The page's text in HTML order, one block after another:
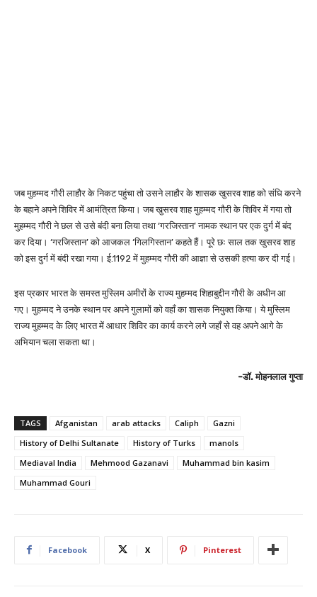
जब मुहम्मद गौरी लाहौर के निकट पहुंचा तो उसने लाहौर के शासक खुसरव शाह को संधि करने
के बहाने अपने शिविर में आमंत्रित किया। जब खुसरव शाह मुहम्मद गौरी के शिविर में गया तो
मुहम्मद गौरी ने छल से उसे बंदी बना लिया तथा ‘गरजिस्तान’ नामक स्थान पर एक दुर्ग में बंद
कर दिया। ‘गरजिस्तान’ को आजकल ‘गिलगिस्तान’ कहते हैं। पूरे छः साल तक खुसरव शाह
को इस दुर्ग में बंदी रखा गया। ई.1192 में मुहम्मद गौरी की आज्ञा से उसकी हत्या कर दी गई।
इस प्रकार भारत के समस्त मुस्लिम अमीरों के राज्य मुहम्मद शिहाबुद्दीन गौरी के अधीन आ
गए। मुहम्मद ने उनके स्थान पर अपने गुलामों को वहाँ का शासक नियुक्त किया। ये मुस्लिम
राज्य मुहम्मद के लिए भारत में आधार शिविर का कार्य करने लगे जहाँ से वह अपने आगे के
अभियान चला सकता था।
-डॉ. मोहनलाल गुप्ता
TAGS Afganistan arab attacks Caliph
Gazni
History of Delhi Sultanate
History of Turks
manols
Mediaval India
Mehmood Gazanavi
Muhammad bin kasim
Muhammad Gouri
Facebook X Pinterest